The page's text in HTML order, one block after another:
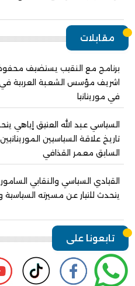
مقابلات
برنامج مع النقيب يستضيف
اشريف مؤسس الشعبة العربية
في موريتانيا
السياسي عبد الله العتيق إياهي
تاريخ علاقة السياسيين
السابق معمر القذافي
القيادي السياسي والنقابي
يتحدث للتيار عن مسيرته السياسية
تابعونا على